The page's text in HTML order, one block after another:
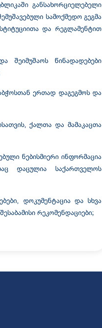
განსახორციელებელი
სამოქმედო გეგმა
და რეგლამენტით
შეიმუშაოს წინადადებები
ერთად დაგეგმოს და
ქალთა და მამაკაცთა
ნებისმიერი ინფორმაცია
დაცულია საქართველოს
დოკუმენტაცია და სხვა
რეკომენდაციები;